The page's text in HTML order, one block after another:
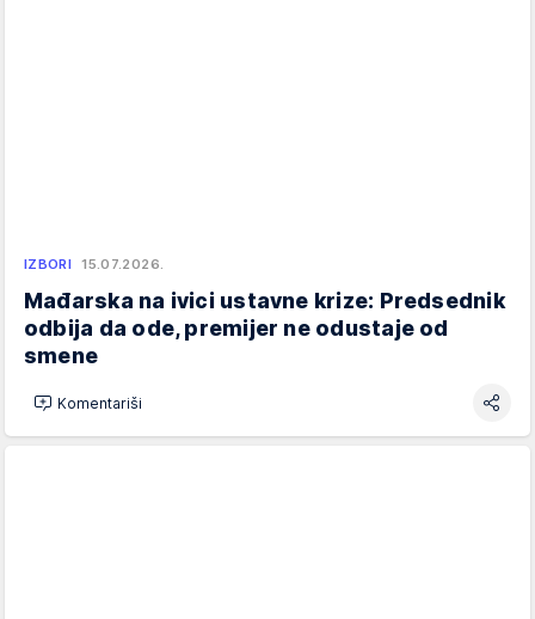
IZBORI 15.07.2026.
Mađarska na ivici ustavne krize: Predsednik
odbija da ode, premijer ne odustaje od
smene
Komentariši